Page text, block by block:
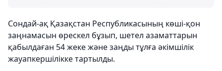
Сондай-ақ Қазақстан Республикасының көші-қон
заңнамасын өрескел бұзып, шетел азаматтарын
қабылдаған 54 жеке және заңды тұлға әкімшілік
жауапкершілікке тартылды.